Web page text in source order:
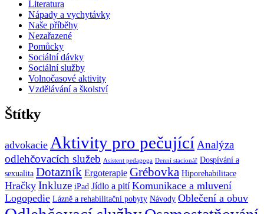
Literatura
Nápady a vychytávky
Naše příběhy
Nezařazené
Pomůcky
Sociální dávky
Sociální služby
Volnočasové aktivity
Vzdělávání a školství
Štítky
advokacie Aktivity pro pečujícíAnalýza
odlehčovacích služeb Asistent pedagoga Denní stacionář Dospívání a
sexualita Dotazník Ergoterapie Grébovka Hiporehabilitace
Hračky Inkluze iPad Jídlo a pití Komunikace a mluvení
Logopedie Lázně a rehabilitační pobyty Návody Oblečení a obuv